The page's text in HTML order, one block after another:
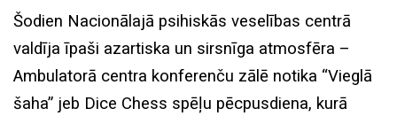
Šodien Nacionālajā psihiskās veselības centrā
valdīja īpaši azartiska un sirsnīga atmosfēra –
Ambulatorā centra konferenču zālē notika “Vieglā
šaha” jeb Dice Chess spēļu pēcpusdiena, kurā